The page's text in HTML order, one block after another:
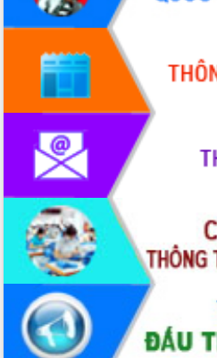
về phát triển nuôi trồng thủy sản
Phó Chủ tịch UBND tỉnh Đắk Lắk
Trương Công Thái kiểm tra thực địa
Dự án cao tốc Khánh Hòa - Buôn Ma
Thuột
Định vị cà phê Việt Nam như một “di
sản sống” trong dòng chảy toàn cầu
Xây dựng nông thôn mới: Nâng cao đời
sống người dân từ những mô hình thiết
thực
Quyết liệt tháo gỡ vướng mắc, đẩy
nhanh tiến độ các dự án trọng điểm
trong Khu kinh tế Nam Phú Yên
Hòn Yến phát triển du lịch gắn với bảo
tồn biển
Lấy ý kiến điều chỉnh Quy hoạch tỉnh
Đắk Lắk thời kỳ 2021-2030, tầm nhìn
đến năm 2050